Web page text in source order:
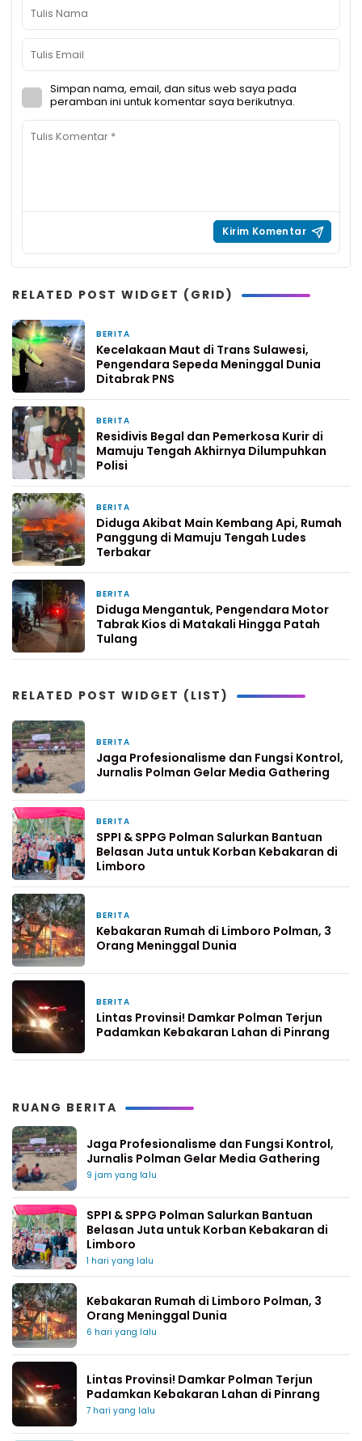
Simpan nama, email, dan situs web saya pada
peramban ini untuk komentar saya berikutnya.
RELATED POST WIDGET (GRID)
BERITA
Kecelakaan Maut di Trans Sulawesi,
Pengendara Sepeda Meninggal Dunia
Ditabrak PNS
BERITA
Residivis Begal dan Pemerkosa Kurir di
Mamuju Tengah Akhirnya Dilumpuhkan
Polisi
BERITA
Diduga Akibat Main Kembang Api, Rumah
Panggung di Mamuju Tengah Ludes
Terbakar
BERITA
Diduga Mengantuk, Pengendara Motor
Tabrak Kios di Matakali Hingga Patah
Tulang
RELATED POST WIDGET (LIST)
BERITA
Jaga Profesionalisme dan Fungsi Kontrol,
Jurnalis Polman Gelar Media Gathering
BERITA
SPPI & SPPG Polman Salurkan Bantuan
Belasan Juta untuk Korban Kebakaran di
Limboro
BERITA
Kebakaran Rumah di Limboro Polman, 3
Orang Meninggal Dunia
BERITA
Lintas Provinsi! Damkar Polman Terjun
Padamkan Kebakaran Lahan di Pinrang
RUANG BERITA
Jaga Profesionalisme dan Fungsi Kontrol,
Jurnalis Polman Gelar Media Gathering
9 jam yang lalu
SPPI & SPPG Polman Salurkan Bantuan
Belasan Juta untuk Korban Kebakaran di
Limboro
1 hari yang lalu
Kebakaran Rumah di Limboro Polman, 3
Orang Meninggal Dunia
6 hari yang lalu
Lintas Provinsi! Damkar Polman Terjun
Padamkan Kebakaran Lahan di Pinrang
7 hari yang lalu